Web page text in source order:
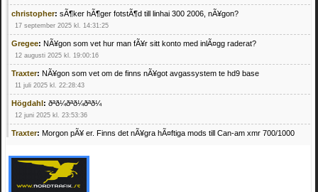
christopher: sÃ¶ker hÃ¶ger fotstÃ¶d till linhai 300 2006, nÃ¥gon?
17 september 2025 kl. 14:31:25
Gregee: NÃ¥gon som vet hur man fÃ¥r sitt konto med inlÃ¤gg raderat?
12 augusti 2025 kl. 19:00:16
Traxter: NÃ¥gon som vet om de finns nÃ¥got avgassystem te hd9 base
11 juli 2025 kl. 22:28:43
Högdahl: ðªð¼ðªð¼ðªð¼
12 juni 2025 kl. 23:53:36
Traxter: Morgon pÃ¥ er. Finns det nÃ¥gra hÃ¤ftiga mods till Can-am xmr 700/1000
Mrhandsome:SÃ¶ker defekta/trasiga fyrhjulingar. Jag betalar bra och du kan nÃ¥ mig
pÃ¥ 0709955029 eller hv.alexandersson@gmail.com ifall du har en som du vill sÃ¤lja
mvh Hugo